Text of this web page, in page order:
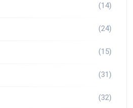
(14)
(24)
(15)
(31)
(32)